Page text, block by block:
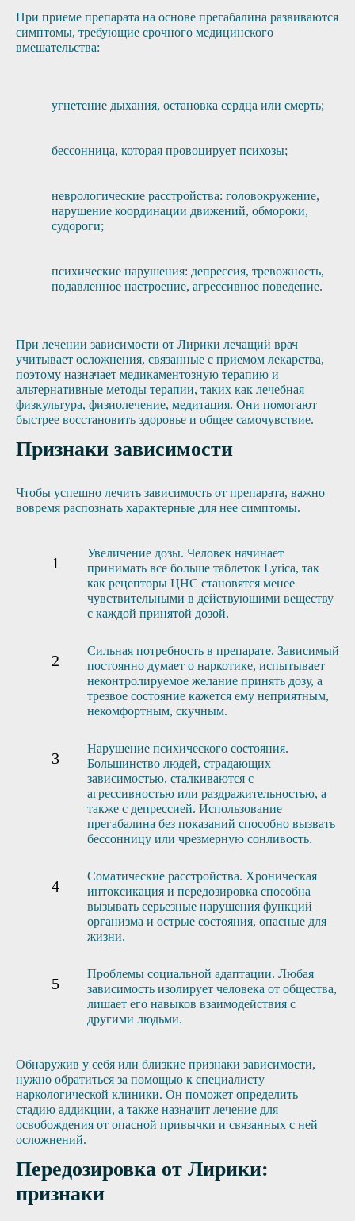
При приеме препарата на основе прегабалина развиваются
симптомы, требующие срочного медицинского
вмешательства:
угнетение дыхания, остановка сердца или смерть;
бессонница, которая провоцирует психозы;
неврологические расстройства: головокружение,
нарушение координации движений, обмороки,
судороги;
психические нарушения: депрессия, тревожность,
подавленное настроение, агрессивное поведение.
При лечении зависимости от Лирики лечащий врач
учитывает осложнения, связанные с приемом лекарства,
поэтому назначает медикаментозную терапию и
альтернативные методы терапии, таких как лечебная
физкультура, физиолечение, медитация. Они помогают
быстрее восстановить здоровье и общее самочувствие.
Признаки зависимости
Чтобы успешно лечить зависимость от препарата, важно
вовремя распознать характерные для нее симптомы.
Увеличение дозы. Человек начинает
принимать все больше таблеток Lyrica, так
как рецепторы ЦНС становятся менее
чувствительными в действующими веществу
с каждой принятой дозой.
Сильная потребность в препарате. Зависимый
постоянно думает о наркотике, испытывает
неконтролируемое желание принять дозу, а
трезвое состояние кажется ему неприятным,
некомфортным, скучным.
Нарушение психического состояния.
Большинство людей, страдающих
зависимостью, сталкиваются с
агрессивностью или раздражительностью, а
также с депрессией. Использование
прегабалина без показаний способно вызвать
бессонницу или чрезмерную сонливость.
Соматические расстройства. Хроническая
интоксикация и передозировка способна
вызывать серьезные нарушения функций
организма и острые состояния, опасные для
жизни.
Проблемы социальной адаптации. Любая
зависимость изолирует человека от общества,
лишает его навыков взаимодействия с
другими людьми.
Обнаружив у себя или близкие признаки зависимости,
нужно обратиться за помощью к специалисту
наркологической клиники. Он поможет определить
стадию аддикции, а также назначит лечение для
освобождения от опасной привычки и связанных с ней
осложнений.
Передозировка от Лирики:
признаки